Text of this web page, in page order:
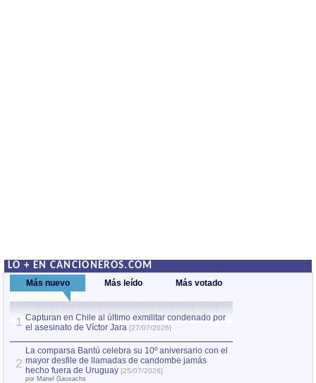
LO + EN CANCIONEROS.COM
Más nuevo Más leído Más votado
1 Capturan en Chile al último exmilitar condenado por
el asesinato de Víctor Jara [27/07/2026]
2
La comparsa Bantú celebra su 10º aniversario con el
mayor desfile de llamadas de candombe jamás
hecho fuera de Uruguay [25/07/2026]
por Manel Gausachs